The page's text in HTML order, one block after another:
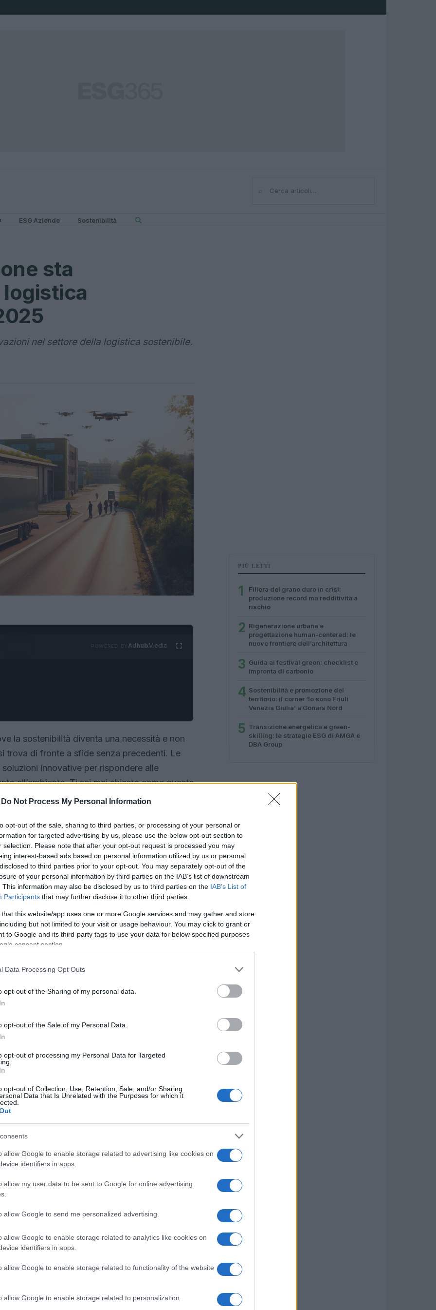
Do Not Process My Personal Information
opt-out of the sale, sharing to third parties, or processing of your personal or
for targeted advertising by us, please use the below opt-out section to
selection. Please note that after your opt-out request is processed you may
interest-based ads based on personal information utilized by us or personal
to third parties prior to your opt-out. You may separately opt-out of the
of your personal information by third parties on the IAB’s list of downstream
This information may also be disclosed by us to third parties on the IAB’s List of
Participants that may further disclose it to other third parties.
that this website/app uses one or more Google services and may gather and store
but not limited to your visit or usage behaviour. You may click to grant or
to Google and its third-party tags to use your data for below specified purposes
consent section.
Data Processing Opt Outs
opt-out of the Sharing of my personal data.
opt-out of the Sale of my Personal Data.
opt-out of processing my Personal Data for Targeted
opt-out of Collection, Use, Retention, Sale, and/or Sharing
Data that Is Unrelated with the Purposes for which it
allow Google to enable storage related to advertising like cookies on
identifiers in apps.
allow my user data to be sent to Google for online advertising
allow Google to send me personalized advertising.
allow Google to enable storage related to analytics like cookies on
identifiers in apps.
allow Google to enable storage related to functionality of the website
allow Google to enable storage related to personalization.
⌕Cerca
ESG Aziende Sostenibilità
sta
nel settore della logistica sostenibile.
AdhubMedia
la sostenibilità diventa una necessità e non
trova di fronte a sfide senza precedenti. Le
innovative per rispondere alle
all’ambiente. Ti sei mai chiesto come queste
modo di vivere e di lavorare? La logistica
ma anche di responsabilità sociale
per molti settori, incluso quello della
riguardo ai cambiamenti climatici, molte
sostenibili. Progetti come l’installazione di
sono più solo un’idea, ma una realtà
viaggiano su mezzi a basse emissioni,
sogno? No, è una possibilità concreta che
cruciale nel trasformare il panorama
gestione avanzati stanno rendendo le
sull’ambiente. Questi strumenti non solo
l’impronta ecologica delle aziende.
immagini ti vengono in mente? Un futuro in
è a portata di mano.
PIÙ LETTI
1
Filiera del grano duro in crisi:
produzione record ma redditività a
rischio
2 Rigenerazione urbana e
progettazione human-centered: le
nuove frontiere dell’architettura
3 Guida ai festival green: checklist e
impronta di carbonio
4 Sostenibilità e promozione del
territorio: il corner ‘Io sono Friuli
Venezia Giulia’ a Gonars Nord
5 Transizione energetica e green-
skilling: le strategie ESG di AMGA e
DBA Group